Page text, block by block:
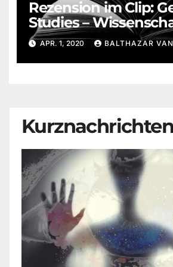
Rezension im Clip:
Studies –
Ideologie
APR. 1, 2020 BALTHAZAR
Kurznachrichten